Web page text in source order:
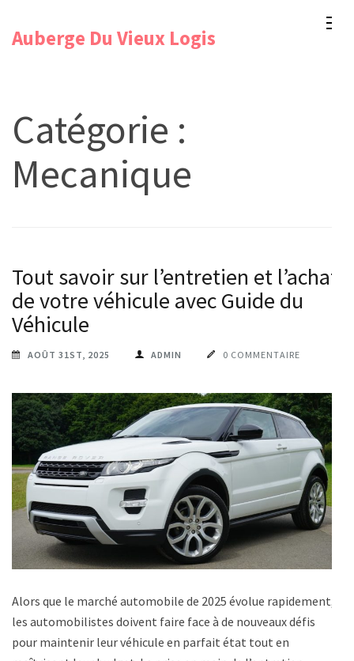
Auberge Du Vieux Logis
Catégorie :
Mecanique
Tout savoir sur l’entretien et l’achat
de votre véhicule avec Guide du
Véhicule
AOÛT 31ST, 2025 ADMIN 0 COMMENTAIRE
Alors que le marché automobile de 2025 évolue rapidement,
les automobilistes doivent faire face à de nouveaux défis
pour maintenir leur véhicule en parfait état tout en